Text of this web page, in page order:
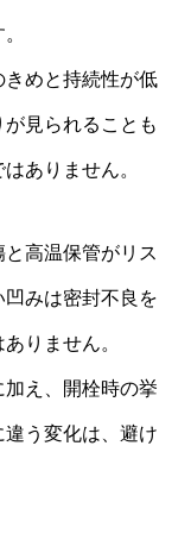
めと持続性が低
見られることも
ありません。
高温保管がリス
みは密封不良を
りません。
え、開栓時の挙
う変化は、避け